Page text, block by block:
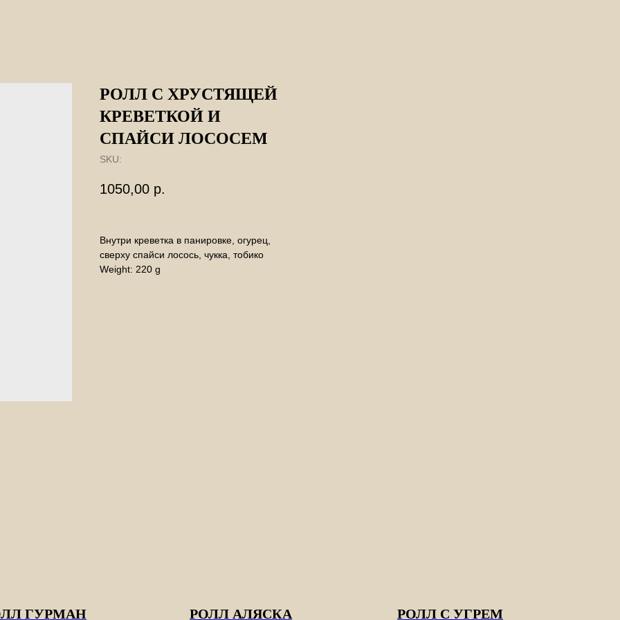
РОЛЛ С ХРУСТЯЩЕЙ
КРЕВЕТКОЙ И
СПАЙСИ ЛОСОСЕМ
SKU:
1050,00 р.
Внутри креветка в панировке, огурец,
сверху спайси лосось, чукка, тобико
Weight: 220 g
ГУРМАН РОЛЛ АЛЯСКА РОЛЛ С УГРЕМ